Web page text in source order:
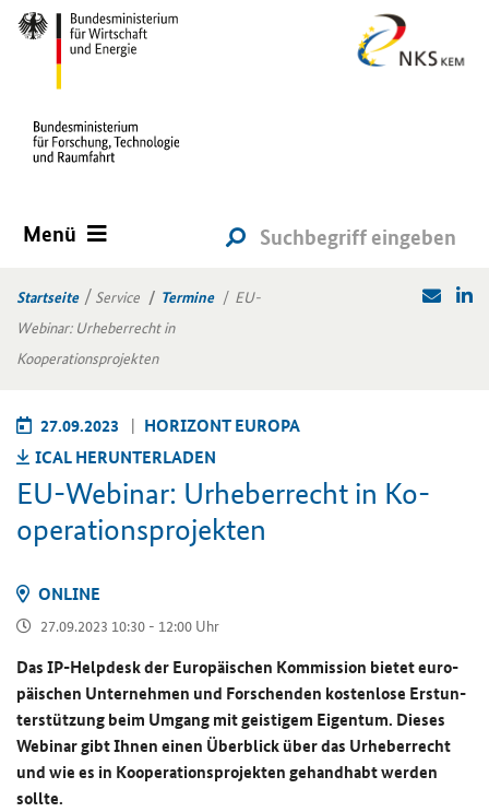
Menü
Startseite Service Termine
EU-
Webinar: Urheberrecht in
Kooperationsprojekten
27.09.2023
HO­RI­ZONT EU­RO­PA
ICAL HER­UN­TER­LA­DEN
EU-​Webinar: Ur­he­ber­recht in Ko­
ope­ra­ti­ons­pro­jek­ten
ON­LINE
27.09.2023 10:30 - 12:00 Uhr
DasIP-Helpdeskder Eu­ro­päi­schen Kom­mis­si­on bie­tet eu­ro­
päi­schen Un­ter­neh­men und For­schen­den kos­ten­lo­se Erst­un­
ter­stüt­zung beim Um­gang mit geis­ti­gem Ei­gen­tum. Die­ses
We­bi­nar gibt Ihnen einen Über­blick über das Ur­he­ber­recht
und wie es in Ko­ope­ra­ti­ons­pro­jek­ten ge­hand­habt wer­den
soll­te.